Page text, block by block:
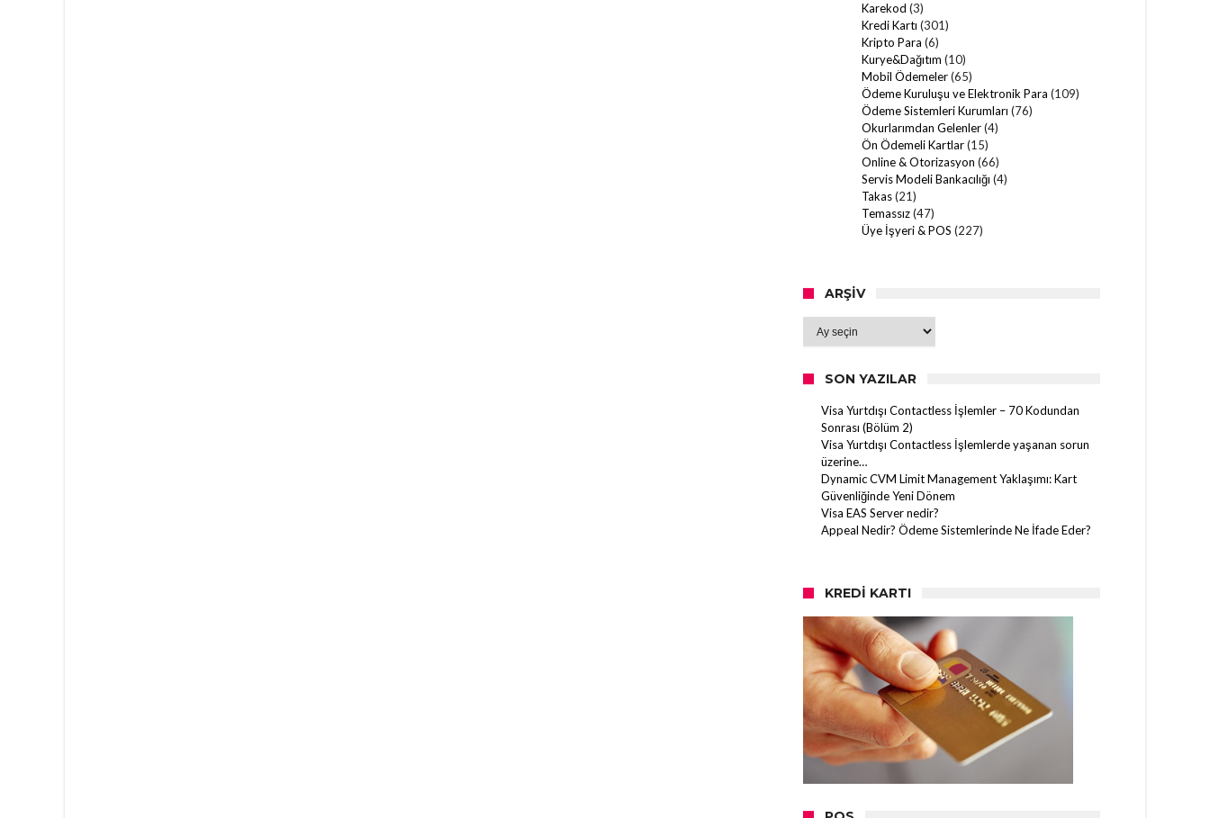
Karekod (3)
Kredi Kartı (301)
Kripto Para (6)
Kurye&Dağıtım (10)
Mobil Ödemeler(65)
Ödeme Kuruluşu ve Elektronik Para (109)
Ödeme Sistemleri Kurumları (76)
Okurlarımdan Gelenler(4)
Ön Ödemeli Kartlar(15)
Online & Otorizasyon (66)
Servis Modeli Bankacılığı (4)
Takas(21)
Temassız(47)
Üye İşyeri & POS (227)
ARŞIV
SON YAZILAR
Visa Yurtdışı Contactless İşlemler – 70 Kodundan
Sonrası (Bölüm 2)
Visa Yurtdışı Contactless İşlemlerde yaşanan sorun
üzerine…
Dynamic CVM Limit Management Yaklaşımı: Kart
Güvenliğinde Yeni Dönem
Visa EAS Server nedir?
Appeal Nedir? Ödeme Sistemlerinde Ne İfade Eder?
KREDI KARTI